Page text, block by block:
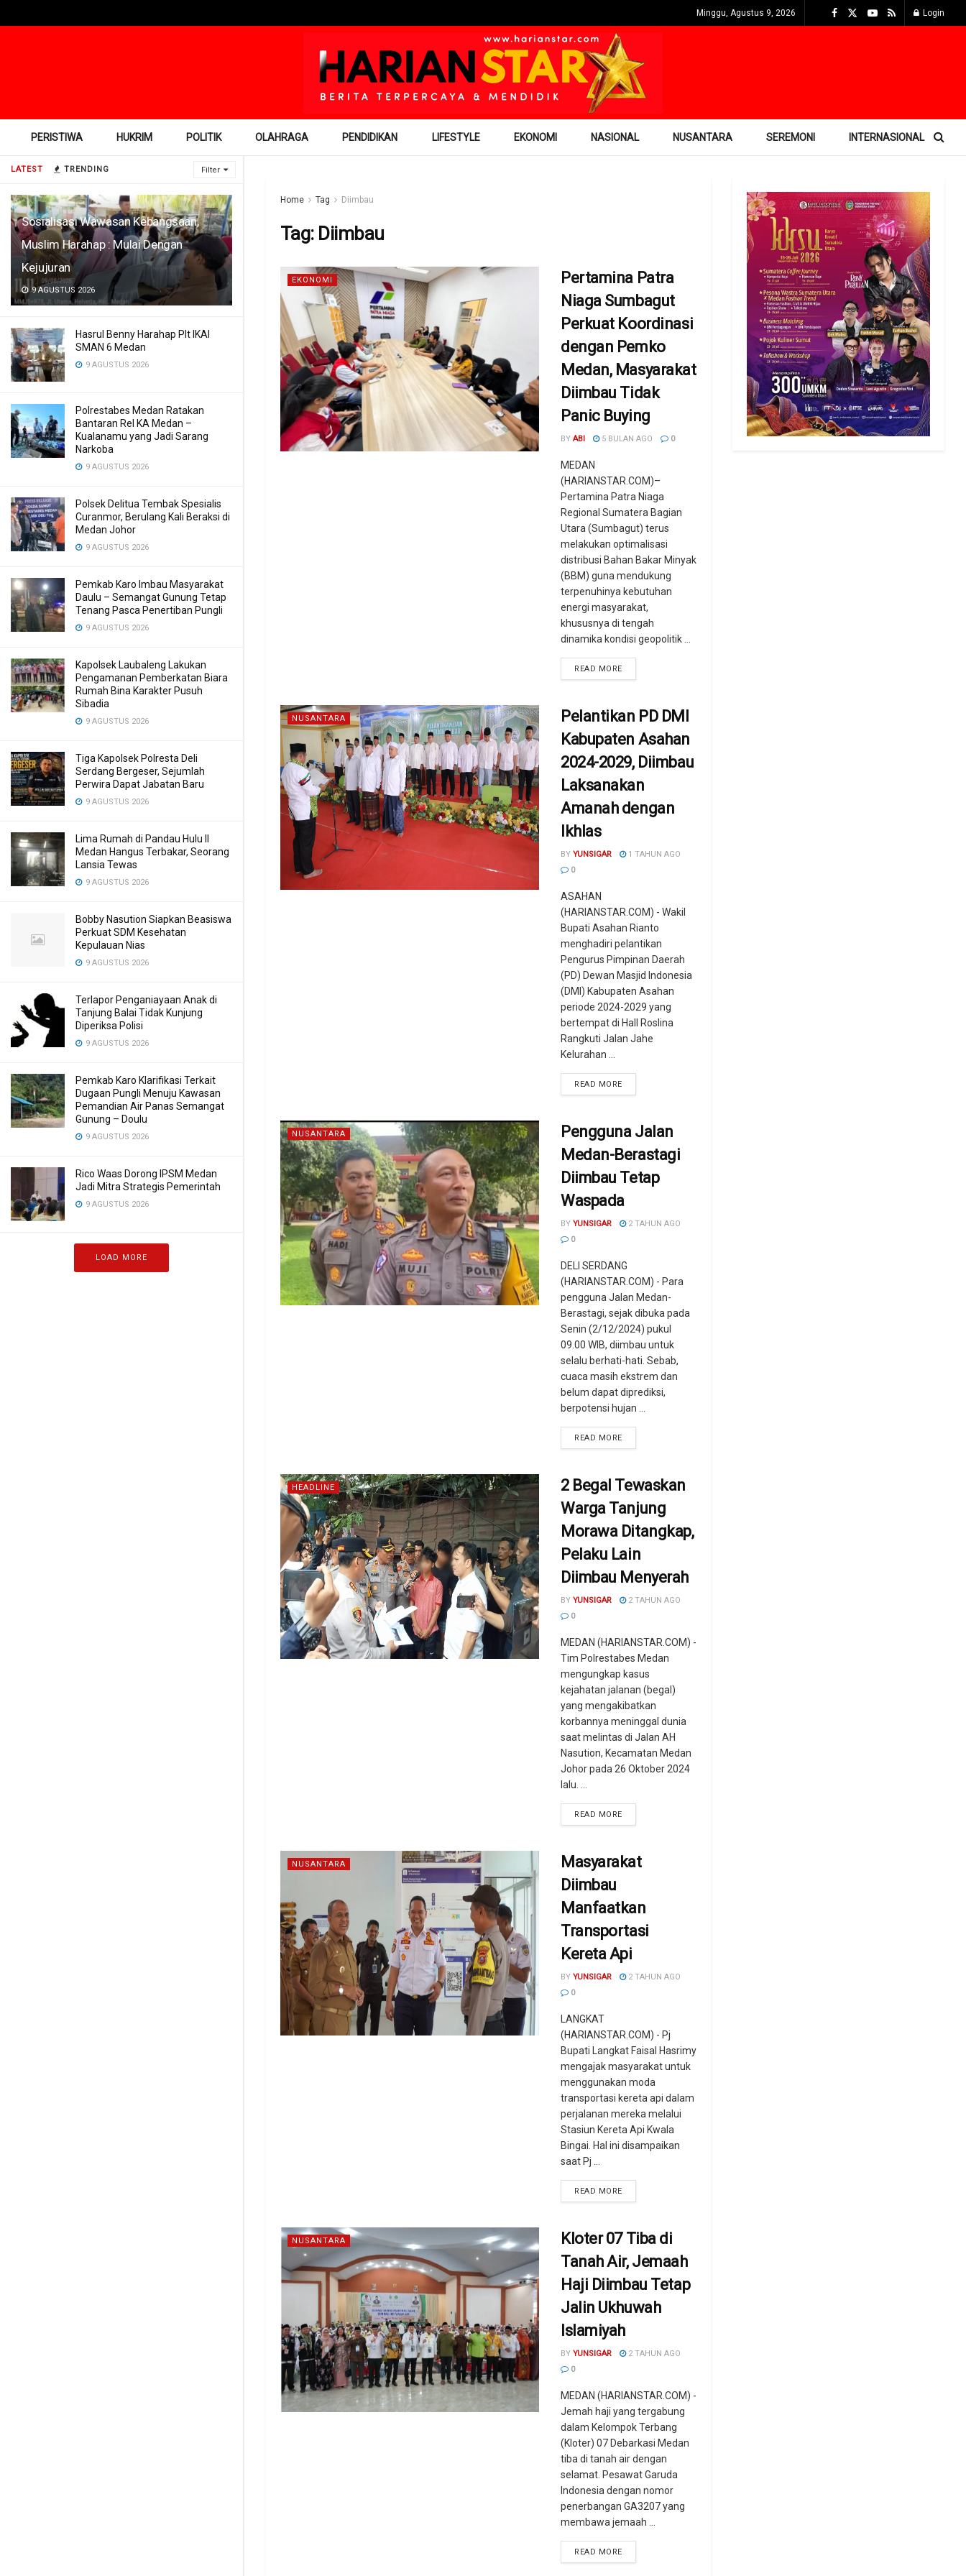
LATEST TRENDING Filter
Sosialisasi Wawasan Kebangsaan,
Muslim Harahap : Mulai Dengan
Kejujuran
9 AGUSTUS 2026
Hasrul Benny Harahap Plt IKAl
SMAN 6 Medan
9 AGUSTUS 2026
Polrestabes Medan Ratakan
Bantaran Rel KA Medan –
Kualanamu yang Jadi Sarang
Narkoba
9 AGUSTUS 2026
Polsek Delitua Tembak Spesialis
Curanmor, Berulang Kali Beraksi di
Medan Johor
9 AGUSTUS 2026
Pemkab Karo Imbau Masyarakat
Daulu – Semangat Gunung Tetap
Tenang Pasca Penertiban Pungli
9 AGUSTUS 2026
Kapolsek Laubaleng Lakukan
Pengamanan Pemberkatan Biara
Rumah Bina Karakter Pusuh
Sibadia
9 AGUSTUS 2026
Tiga Kapolsek Polresta Deli
Serdang Bergeser, Sejumlah
Perwira Dapat Jabatan Baru
9 AGUSTUS 2026
Lima Rumah di Pandau Hulu II
Medan Hangus Terbakar, Seorang
Lansia Tewas
9 AGUSTUS 2026
Bobby Nasution Siapkan Beasiswa
Perkuat SDM Kesehatan
Kepulauan Nias
9 AGUSTUS 2026
Terlapor Penganiayaan Anak di
Tanjung Balai Tidak Kunjung
Diperiksa Polisi
9 AGUSTUS 2026
Pemkab Karo Klarifikasi Terkait
Dugaan Pungli Menuju Kawasan
Pemandian Air Panas Semangat
Gunung – Doulu ‎
9 AGUSTUS 2026
Rico Waas Dorong IPSM Medan
Jadi Mitra Strategis Pemerintah
9 AGUSTUS 2026
LOAD MORE
Minggu, Agustus 9, 2026 Login
PERISTIWA HUKRIM POLITIK OLAHRAGA PENDIDIKAN LIFESTYLE EKONOMI NASIONAL NUSANTARA SEREMONI INTERNASIONAL
Home Tag Diimbau
Tag: Diimbau
EKONOMI
Pertamina Patra
Niaga Sumbagut
Perkuat Koordinasi
dengan Pemko
Medan, Masyarakat
Diimbau Tidak
Panic Buying
BY ABI 5 BULAN AGO 0
MEDAN
(HARIANSTAR.COM)–
Pertamina Patra Niaga
Regional Sumatera Bagian
Utara (Sumbagut) terus
melakukan optimalisasi
distribusi Bahan Bakar Minyak
(BBM) guna mendukung
terpenuhinya kebutuhan
energi masyarakat,
khususnya di tengah
dinamika kondisi geopolitik ...
READ MORE
NUSANTARA
Pelantikan PD DMI
Kabupaten Asahan
2024-2029, Diimbau
Laksanakan
Amanah dengan
Ikhlas
BY YUNSIGAR
1 TAHUN AGO
0
ASAHAN
(HARIANSTAR.COM) - Wakil
Bupati Asahan Rianto
menghadiri pelantikan
Pengurus Pimpinan Daerah
(PD) Dewan Masjid Indonesia
(DMI) Kabupaten Asahan
periode 2024-2029 yang
bertempat di Hall Roslina
Rangkuti Jalan Jahe
Kelurahan ...
READ MORE
NUSANTARA
Pengguna Jalan
Medan-Berastagi
Diimbau Tetap
Waspada
BY YUNSIGAR
2 TAHUN AGO
0
DELI SERDANG
(HARIANSTAR.COM) - Para
pengguna Jalan Medan-
Berastagi, sejak dibuka pada
Senin (2/12/2024) pukul
09.00 WIB, diimbau untuk
selalu berhati-hati. Sebab,
cuaca masih ekstrem dan
belum dapat diprediksi,
berpotensi hujan ...
READ MORE
HEADLINE
2 Begal Tewaskan
Warga Tanjung
Morawa Ditangkap,
Pelaku Lain
Diimbau Menyerah
BY YUNSIGAR
2 TAHUN AGO
0
MEDAN (HARIANSTAR.COM) -
Tim Polrestabes Medan
mengungkap kasus
kejahatan jalanan (begal)
yang mengakibatkan
korbannya meninggal dunia
saat melintas di Jalan AH
Nasution, Kecamatan Medan
Johor pada 26 Oktober 2024
lalu. ...
READ MORE
NUSANTARA
Masyarakat
Diimbau
Manfaatkan
Transportasi
Kereta Api
BY YUNSIGAR
2 TAHUN AGO
0
LANGKAT
(HARIANSTAR.COM) - Pj
Bupati Langkat Faisal Hasrimy
mengajak masyarakat untuk
menggunakan moda
transportasi kereta api dalam
perjalanan mereka melalui
Stasiun Kereta Api Kwala
Bingai. Hal ini disampaikan
saat Pj ...
READ MORE
NUSANTARA
Kloter 07 Tiba di
Tanah Air, Jemaah
Haji Diimbau Tetap
Jalin Ukhuwah
Islamiyah
BY YUNSIGAR
2 TAHUN AGO
0
MEDAN (HARIANSTAR.COM) -
Jemah haji yang tergabung
dalam Kelompok Terbang
(Kloter) 07 Debarkasi Medan
tiba di tanah air dengan
selamat. Pesawat Garuda
Indonesia dengan nomor
penerbangan GA3207 yang
membawa jemaah ...
READ MORE